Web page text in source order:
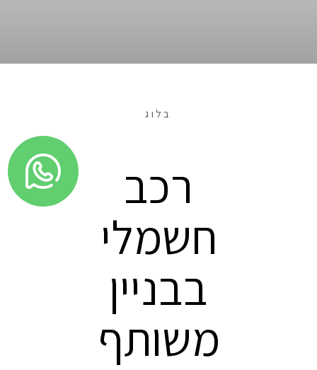
בלוג
רכב
חשמלי
בבניין
משותף